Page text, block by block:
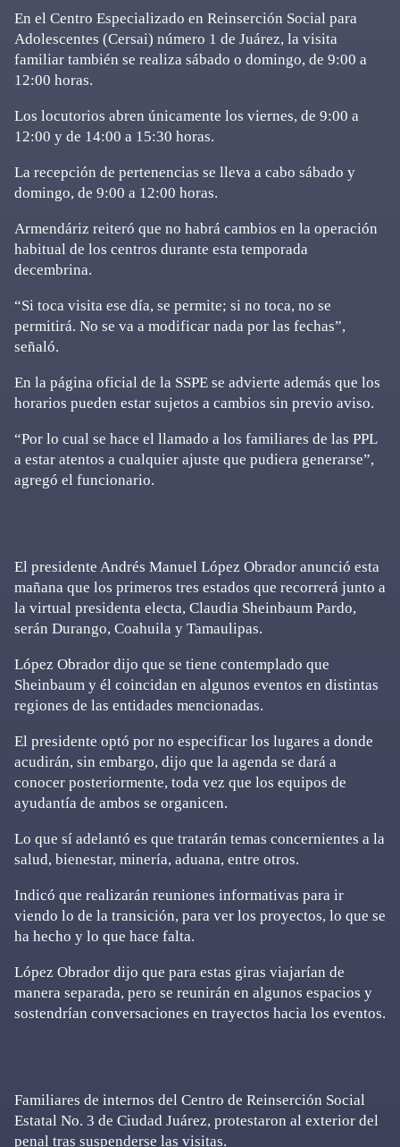
En el Centro Especializado en Reinserción Social para
Adolescentes (Cersai) número 1 de Juárez, la visita
familiar también se realiza sábado o domingo, de 9:00 a
12:00 horas.
Los locutorios abren únicamente los viernes, de 9:00 a
12:00 y de 14:00 a 15:30 horas.
La recepción de pertenencias se lleva a cabo sábado y
domingo, de 9:00 a 12:00 horas.
Armendáriz reiteró que no habrá cambios en la operación
habitual de los centros durante esta temporada
decembrina.
“Si toca visita ese día, se permite; si no toca, no se
permitirá. No se va a modificar nada por las fechas”,
señaló.
En la página oficial de la SSPE se advierte además que los
horarios pueden estar sujetos a cambios sin previo aviso.
“Por lo cual se hace el llamado a los familiares de las PPL
a estar atentos a cualquier ajuste que pudiera generarse”,
agregó el funcionario.
El presidente Andrés Manuel López Obrador anunció esta
mañana que los primeros tres estados que recorrerá junto a
la virtual presidenta electa, Claudia Sheinbaum Pardo,
serán Durango, Coahuila y Tamaulipas.
López Obrador dijo que se tiene contemplado que
Sheinbaum y él coincidan en algunos eventos en distintas
regiones de las entidades mencionadas.
El presidente optó por no especificar los lugares a donde
acudirán, sin embargo, dijo que la agenda se dará a
conocer posteriormente, toda vez que los equipos de
ayudantía de ambos se organicen.
Lo que sí adelantó es que tratarán temas concernientes a la
salud, bienestar, minería, aduana, entre otros.
Indicó que realizarán reuniones informativas para ir
viendo lo de la transición, para ver los proyectos, lo que se
ha hecho y lo que hace falta.
López Obrador dijo que para estas giras viajarían de
manera separada, pero se reunirán en algunos espacios y
sostendrían conversaciones en trayectos hacia los eventos.
Familiares de internos del Centro de Reinserción Social
Estatal No. 3 de Ciudad Juárez, protestaron al exterior del
penal tras suspenderse las visitas.